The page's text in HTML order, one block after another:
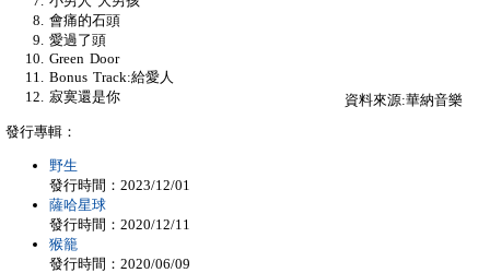
資料來源:華納音樂
會痛的石頭
愛過了頭
Green Door
Bonus Track:給愛人
寂寞還是你
發行專輯：
野生
發行時間：2023/12/01
薩哈星球
發行時間：2020/12/11
猴籠
發行時間：2020/06/09